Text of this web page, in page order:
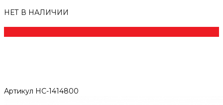
НЕТ В НАЛИЧИИ
Артикул НС-1414800